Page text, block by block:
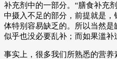
补充剂中的一部分。“膳食补充
中摄入不足的部分，前提就是
体特别容易缺乏的。所以当然
似乎也没必要乱补；而如果滥补
事实上，很多我们所熟悉的营